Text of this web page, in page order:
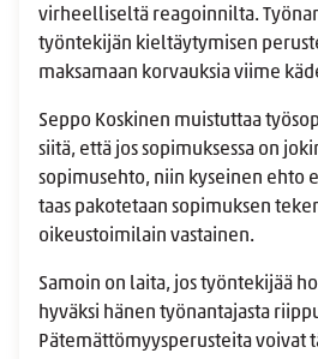
virheelliseltä reagoinnilta.
työntekijän kieltäytymisen
maksamaan korvauksia viime
Seppo Koskinen muistuttaa
siitä, että jos sopimuksessa on
sopimusehto, niin kyseinen ehto
taas pakotetaan sopimuksen
oikeustoimilain vastainen.
Samoin on laita, jos työntekijää
hyväksi hänen työnantajasta
Pätemättömyysperusteita voivat